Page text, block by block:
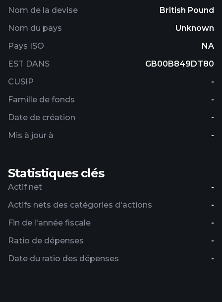
Nom de la devise
British Pound
Nom du pays
Unknown
Pays ISO
NA
EST DANS
GB00B849DT80
CUSIP
-
Famille de fonds
-
Date de création
-
Mis à jour à
-
Statistiques clés
Actif net
-
Actifs nets des catégories d'actions
-
Fin de l'année fiscale
-
Ratio de dépenses
-
Date du ratio des dépenses
-